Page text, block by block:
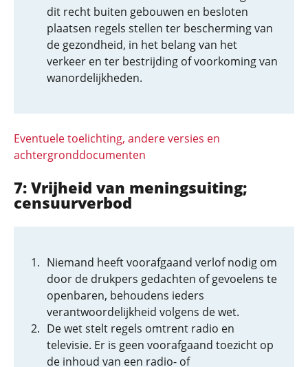
dit recht buiten gebouwen en besloten
plaatsen regels stellen ter bescherming van
de gezondheid, in het belang van het
verkeer en ter bestrijding of voorkoming van
wanordelijkheden.
Eventuele toelichting, andere versies en
achtergronddocumenten
7: Vrijheid van meningsuiting;
censuurverbod
Niemand heeft voorafgaand verlof nodig om
door de drukpers gedachten of gevoelens te
openbaren, behoudens ieders
verantwoordelijkheid volgens de wet.
De wet stelt regels omtrent radio en
televisie. Er is geen voorafgaand toezicht op
de inhoud van een radio- of